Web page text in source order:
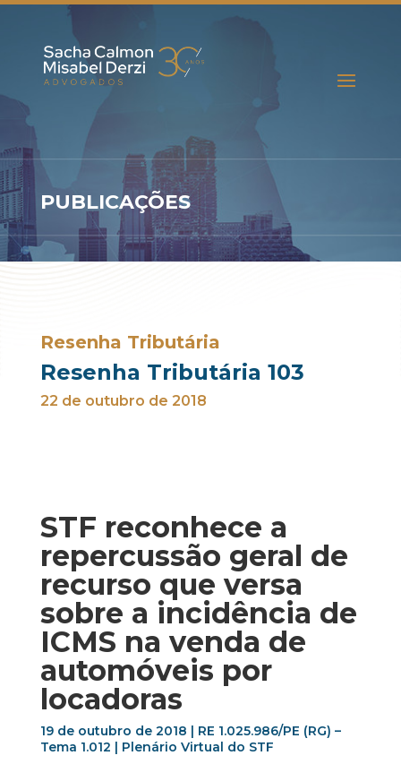
PUBLICAÇÕES
Resenha Tributária
Resenha Tributária 103
22 de outubro de 2018
STF reconhece a
repercussão geral de
recurso que versa
sobre a incidência de
ICMS na venda de
automóveis por
locadoras
19 de outubro de 2018 | RE 1.025.986/PE (RG) –
Tema 1.012 | Plenário Virtual do STF